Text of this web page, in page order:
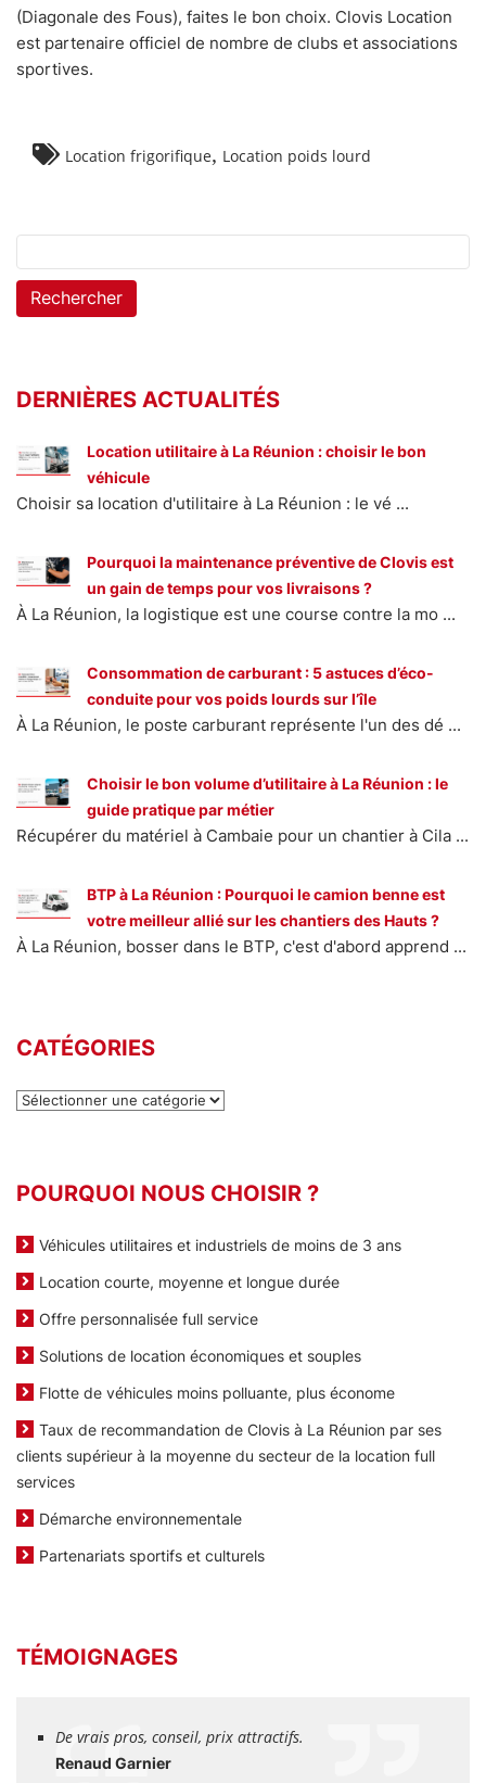
(Diagonale des Fous), faites le bon choix. Clovis Location
est partenaire officiel de nombre de clubs et associations
sportives.
Location frigorifique Location poids lourd
Rechercher :
DERNIÈRES ACTUALITÉS
Location utilitaire à La Réunion : choisir le bon
véhicule
Choisir sa location d'utilitaire à La Réunion : le vé ...
Pourquoi la maintenance préventive de Clovis est
un gain de temps pour vos livraisons ?
À La Réunion, la logistique est une course contre la mo ...
Consommation de carburant : 5 astuces d’éco-
conduite pour vos poids lourds sur l’île
À La Réunion, le poste carburant représente l'un des dé ...
Choisir le bon volume d’utilitaire à La Réunion : le
guide pratique par métier
Récupérer du matériel à Cambaie pour un chantier à Cila ...
BTP à La Réunion : Pourquoi le camion benne est
votre meilleur allié sur les chantiers des Hauts ?
À La Réunion, bosser dans le BTP, c'est d'abord apprend ...
CATÉGORIES
Catégories
POURQUOI NOUS CHOISIR ?
Véhicules utilitaires et industriels de moins de 3 ans
Location courte, moyenne et longue durée
Offre personnalisée full service
Solutions de location économiques et souples
Flotte de véhicules moins polluante, plus économe
Taux de recommandation de Clovis à La Réunion par ses
clients supérieur à la moyenne du secteur de la location full
services
Démarche environnementale
Partenariats sportifs et culturels
TÉMOIGNAGES
De vrais pros, conseil, prix attractifs.
Renaud Garnier